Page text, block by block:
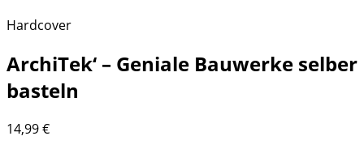
Hardcover
ArchiTek‘ – Geniale Bauwerke selber
basteln
14,99€